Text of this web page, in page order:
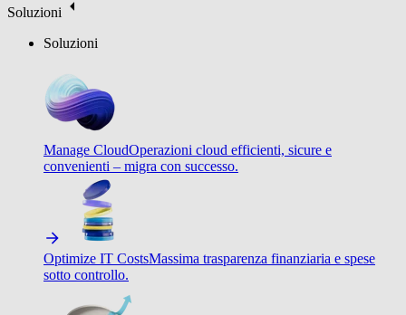
Soluzioni
Soluzioni
Manage CloudOperazioni cloud efficienti, sicure e
convenienti – migra con successo.
Optimize IT CostsMassima trasparenza finanziaria e spese
sotto controllo.